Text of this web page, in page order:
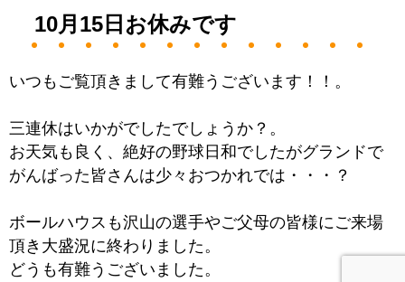
10月15日お休みです
いつもご覧頂きまして有難うございます！！。
三連休はいかがでしたでしょうか？。
お天気も良く、絶好の野球日和でしたがグランドで
がんばった皆さんは少々おつかれでは・・・？
ボールハウスも沢山の選手やご父母の皆様にご来場
頂き大盛況に終わりました。
どうも有難うございました。